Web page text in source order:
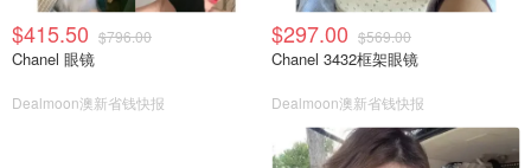
$415.50 $796.00
Chanel 眼镜
Dealmoon澳新省钱快报
$297.00 $569.00
Chanel 3432框架眼镜
Dealmoon澳新省钱快报